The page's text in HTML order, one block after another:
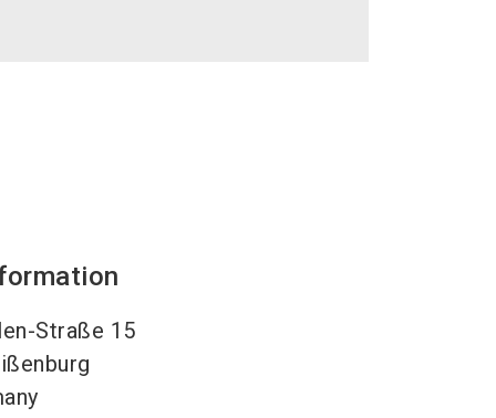
Straße 15